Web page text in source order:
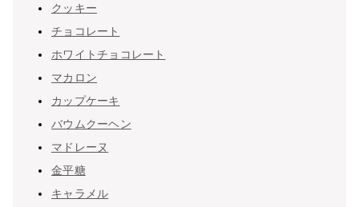
クッキー
チョコレート
ホワイトチョコレート
マカロン
カップケーキ
バウムクーヘン
マドレーヌ
金平糖
キャラメル